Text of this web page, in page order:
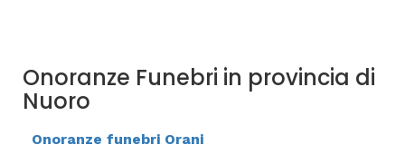
Onoranze Funebri in provincia di
Nuoro
Onoranze funebri Orani